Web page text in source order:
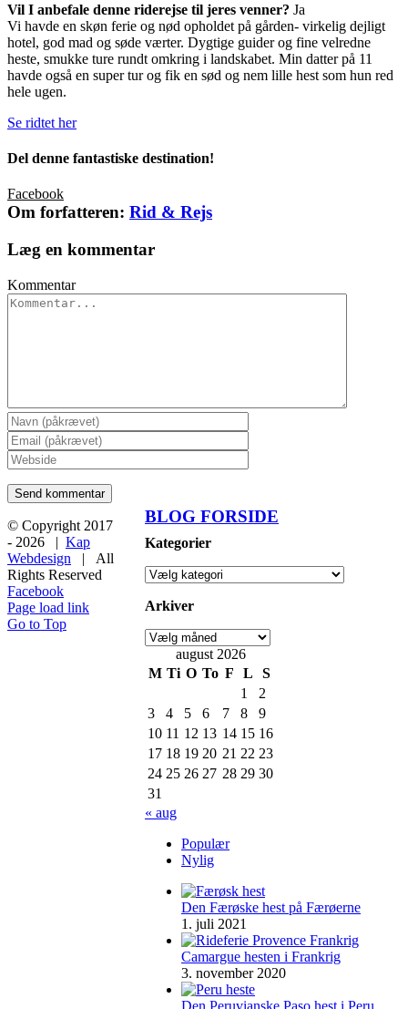
Vil I anbefale denne riderejse til jeres venner? Ja
Vi havde en skøn ferie og nød opholdet på gården- virkelig dejligt
hotel, god mad og søde værter. Dygtige guider og fine velredne
heste, smukke ture rundt omkring i landskabet. Min datter på 11
havde også en super tur og fik en sød og nem lille hest som hun red
hele ugen.
Se ridtet her
Del denne fantastiske destination!
Facebook
Om forfatteren: Rid & Rejs
Læg en kommentar
Kommentar
BLOG FORSIDE
Kategorier
Arkiver
august 2026
M Ti O To F L
S
1
2
3
4 5 6 7 8
9
10 11 12 13 14 15 16
17 18 19 20 21 22 23
24 25 26 27 28 29 30
31
« aug
Populær
Nylig
Den Færøske hest på Færøerne
1. juli 2021
Camargue hesten i Frankrig
3. november 2020
Den Peruvianske Paso hest i Peru
© Copyright 2017
- 2026 | Kap
Webdesign | All
Rights Reserved
Facebook
Page load link
Go to Top